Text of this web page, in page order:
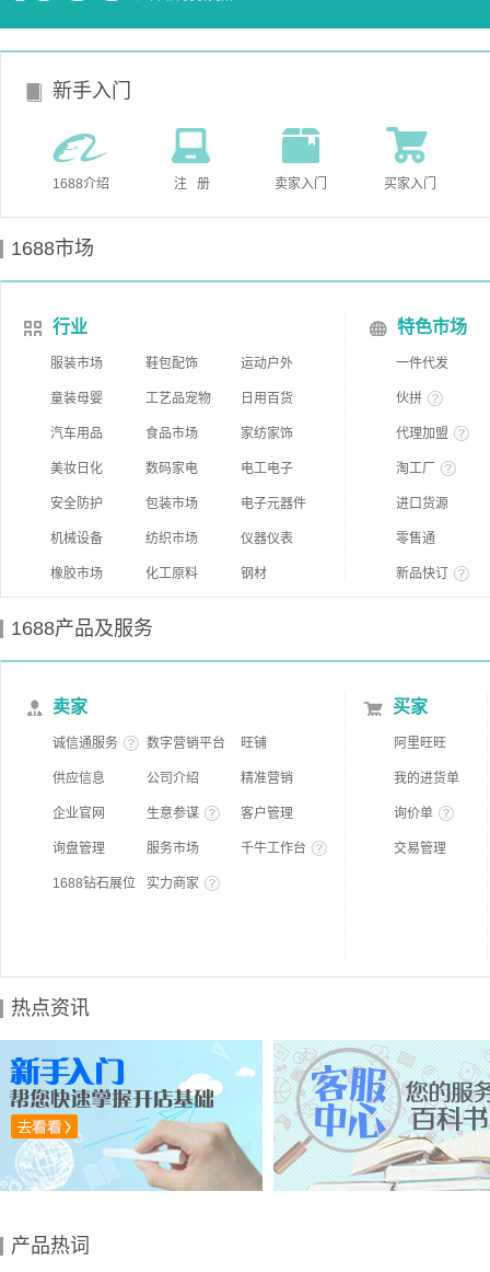
新手入门
1688介绍 注 册 卖家入门 买家入门
1688市场
行业
服装市场 鞋包配饰 运动户外
童装母婴 工艺品宠物 日用百货
汽车用品 食品市场 家纺家饰
美妆日化 数码家电 电工电子
安全防护 包装市场 电子元器件
机械设备 纺织市场 仪器仪表
橡胶市场 化工原料 钢材
特色市场
一件代发
伙拼
代理加盟
淘工厂
进口货源
零售通
新品快订
1688产品及服务
卖家
诚信通服务 数字营销平台 旺铺
供应信息 公司介绍 精准营销
企业官网 生意参谋 客户管理
询盘管理 服务市场 千牛工作台
1688钻石展位 实力商家
买家
阿里旺旺
我的进货单
询价单
交易管理
热点资讯
产品热词